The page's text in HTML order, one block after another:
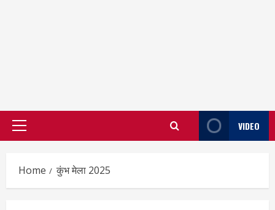
Primary
VIDEO
Home कुंभ मेला 2025